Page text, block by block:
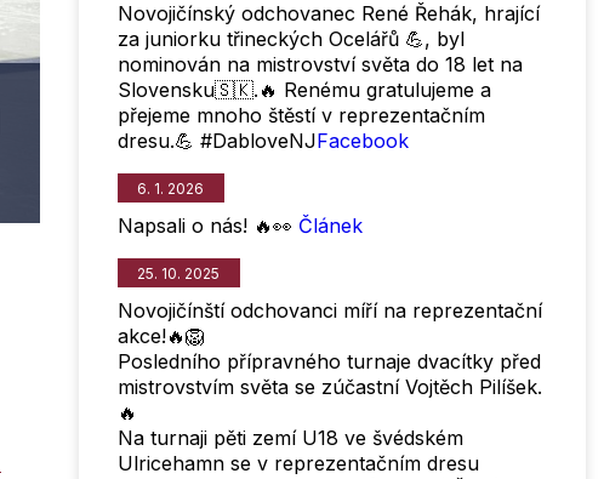
Novojičínský odchovanec René Řehák, hrající
za juniorku třineckých Ocelářů 💪, byl
nominován na mistrovství světa do 18 let na
Slovensku🇸🇰.🔥 Renému gratulujeme a
přejeme mnoho štěstí v reprezentačním
dresu.💪 #DabloveNJFacebook
6. 1. 2026
Napsali o nás! 🔥👀 Článek
25. 10. 2025
Novojičínští odchovanci míří na reprezentační
akce!🔥🦁
Posledního přípravného turnaje dvacítky před
mistrovstvím světa se zúčastní Vojtěch Pilíšek.
🔥
Na turnaji pěti zemí U18 ve švédském
Ulricehamn se v reprezentačním dresu